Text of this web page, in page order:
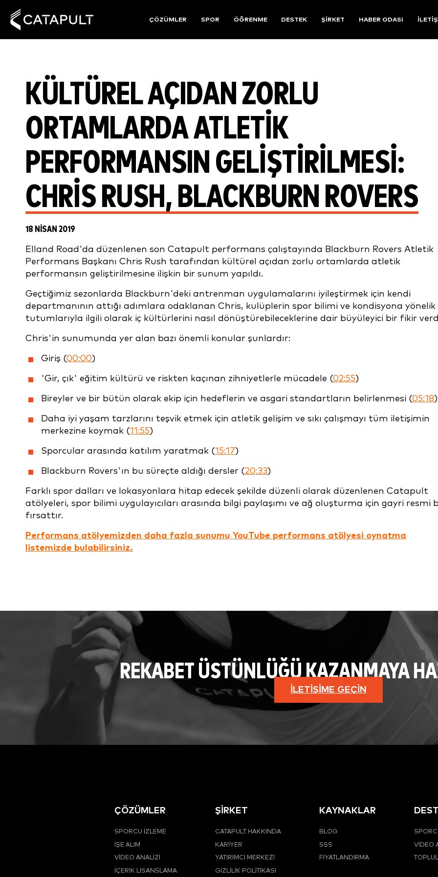
ÇÖZÜMLER SPOR ÖĞRENME DESTEK ŞIRKET HABER ODASI
KÜLTÜREL AÇIDAN ZORLU
ORTAMLARDA ATLETIK
PERFORMANSIN GELIŞTIRILMESI:
CHRIS RUSH, BLACKBURN ROVERS
18 NISAN 2019
Elland Road'da düzenlenen son Catapult performans çalıştayında Blackburn Rovers Atletik
Performans Başkanı Chris Rush tarafından kültürel açıdan zorlu ortamlarda atletik
performansın geliştirilmesine ilişkin bir sunum yapıldı.
Geçtiğimiz sezonlarda Blackburn'deki antrenman uygulamalarını iyileştirmek için kendi
departmanının attığı adımlara odaklanan Chris, kulüplerin spor bilimi ve kondisyona yönelik
tutumlarıyla ilgili olarak iç kültürlerini nasıl dönüştürebileceklerine dair büyüleyici bir fikir
Chris'in sunumunda yer alan bazı önemli konular şunlardır:
Giriş (00:00)
'Gir, çık' eğitim kültürü ve riskten kaçınan zihniyetlerle mücadele (02:55)
Bireyler ve bir bütün olarak ekip için hedeflerin ve asgari standartların belirlenmesi (05:18)
Daha iyi yaşam tarzlarını teşvik etmek için atletik gelişim ve sıkı çalışmayı tüm iletişimin
merkezine koymak (11:55)
Sporcular arasında katılım yaratmak (15:17)
Blackburn Rovers'ın bu süreçte aldığı dersler (20:33)
Farklı spor dalları ve lokasyonlara hitap edecek şekilde düzenli olarak düzenlenen Catapult
atölyeleri, spor bilimi uygulayıcıları arasında bilgi paylaşımı ve ağ oluşturma için gayri resmi
fırsattır.
Performans atölyemizden daha fazla sunumu YouTube performans atölyesi oynatma
listemizde bulabilirsiniz.
REKABET ÜSTÜNLÜĞÜ KAZANMAYA
İLETIŞIME GEÇIN
ÇÖZÜMLER
SPORCU İZLEME
İŞE ALIM
VIDEO ANALIZI
İÇERIK LISANSLAMA
ŞİRKET
CATAPULT HAKKINDA
KARIYER
YATIRIMCI MERKEZI
GIZLILIK POLITIKASI
KAYNAKLAR
BLOG
SSS
FIYATLANDIRMA
VIDEO